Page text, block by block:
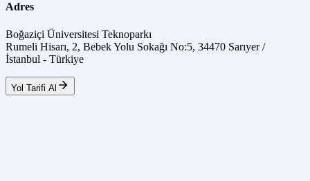
Adres
Boğaziçi Üniversitesi Teknoparkı
Rumeli Hisarı, 2, Bebek Yolu Sokağı No:5, 34470 Sarıyer /
İstanbul - Türkiye
Yol Tarifi Al